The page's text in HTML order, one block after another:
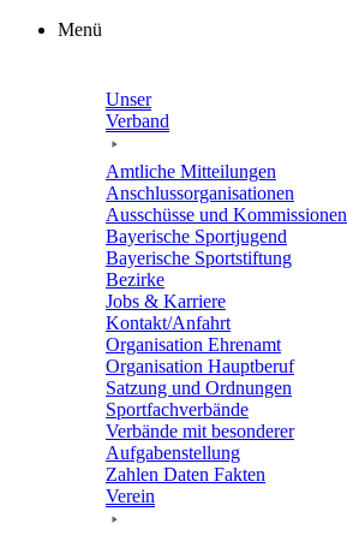
Zum
Menü
Unser
Verband
Amtli­che Mitteilungen
Anschluss­or­ga­ni­sa­tio­nen
Ausschüsse und Kommissionen
Baye­ri­sche Sportjugend
Baye­ri­sche Sportstiftung
Bezirke
Jobs & Karriere
Kontakt/​​Anfahrt
Orga­ni­sa­tion Ehrenamt
Orga­ni­sa­tion Hauptberuf
Satzung und Ordnungen
Sport­fach­ver­bände
Verbände mit beson­de­rer
Aufgabenstellung
Zahlen Daten Fakten
Verein